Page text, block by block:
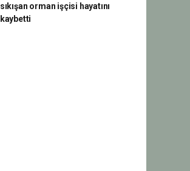
sıkışan orman işçisi hayatını
kaybetti